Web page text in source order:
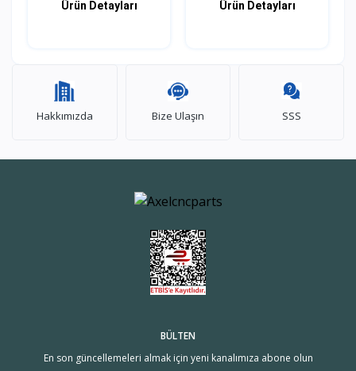
ÜNİ...
Ürün Detayları
YAĞLAMA ÜNİ...
Ürün Detayları
Hakkımızda Bize Ulaşın SSS
BÜLTEN
En son güncellemeleri almak için yeni kanalımıza abone olun